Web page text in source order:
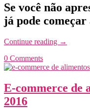
Se você não
já pode
Continue reading →
0 Comments
E-commerce de
2016